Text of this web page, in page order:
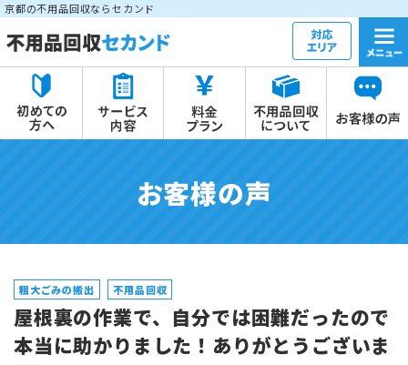
京都の不用品回収ならセカンド
お客様の声
粗大ごみの搬出 不用品回収
屋根裏の作業で、自分では困難だったので
本当に助かりました！ありがとうございま